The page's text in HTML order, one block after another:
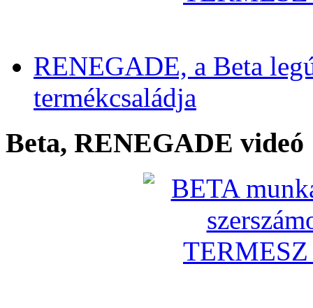
RENEGADE, a Beta
termékcsaládja
Beta, RENEGADE videó